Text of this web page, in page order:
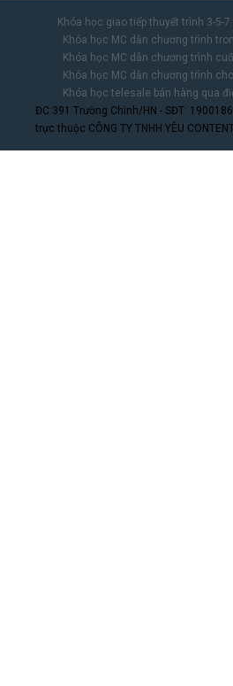
Khóa học giao tiếp thuyết trình 3-5-7
Khóa học MC dẫn chương trình
Khóa học MC dẫn chương trình
Khóa học MC dẫn chương trình
Khóa học telesale bán hàng qua
ĐC:391 Trường Chinh/HN - SĐT:
trực thuộc CÔNG TY TNHH YÊU